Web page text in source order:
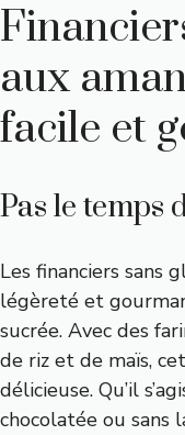
aux
facile et
Pas le temps
Les financiers sans
légèreté et
sucrée. Avec des
de riz et de maïs,
délicieuse. Qu’il
chocolatée ou sans